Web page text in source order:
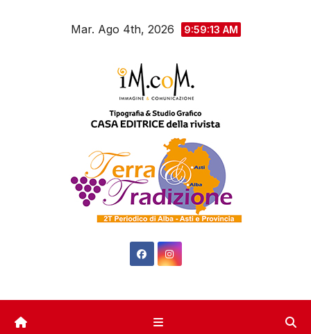
Mar. Ago 4th, 2026 9:59:15 AM